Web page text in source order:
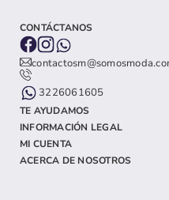
CONTÁCTANOS
3226061605
TE AYUDAMOS
INFORMACIÓN LEGAL
MI CUENTA
ACERCA DE NOSOTROS